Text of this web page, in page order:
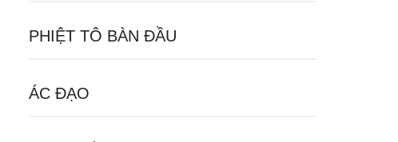
PHIỆT TÔ BÀN ĐẦU
ÁC ĐẠO